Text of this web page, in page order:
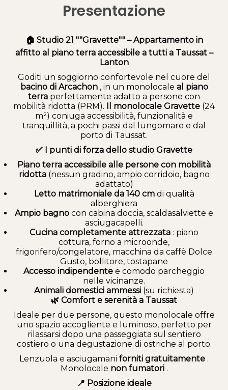
Presentazione
🏠 Studio 21 ""Gravette"" – Appartamento in
affitto al piano terra accessibile a tutti a Taussat –
Lanton
Goditi un soggiorno confortevole nel cuore del
bacino di Arcachon, in un monolocale al piano
terra perfettamente adatto a persone con
mobilità ridotta (PRM). Il monolocale Gravette (24
m²) coniuga accessibilità, funzionalità e
tranquillità, a pochi passi dal lungomare e dal
porto di Taussat.
✅ I punti di forza dello studio Gravette
Piano terra accessibile alle persone con mobilità
ridotta(nessun gradino, ampio corridoio, bagno
adattato)
Letto matrimoniale da 140 cmdi qualità
alberghiera
Ampio bagno con cabina doccia, scaldasalviette e
asciugacapelli.
Cucina completamente attrezzata : piano
cottura, forno a microonde,
frigorifero/congelatore, macchina da caffè Dolce
Gusto, bollitore, tostapane
Accesso indipendente e comodo parcheggio
nelle vicinanze.
Animali domestici ammessi (su richiesta)
🌿 Comfort e serenità a Taussat
Ideale per due persone, questo monolocale offre
uno spazio accogliente e luminoso, perfetto per
rilassarsi dopo una passeggiata sul sentiero
costiero o una degustazione di ostriche al porto.
Lenzuola e asciugamani forniti gratuitamente .
Monolocale non fumatori.
📍 Posizione ideale